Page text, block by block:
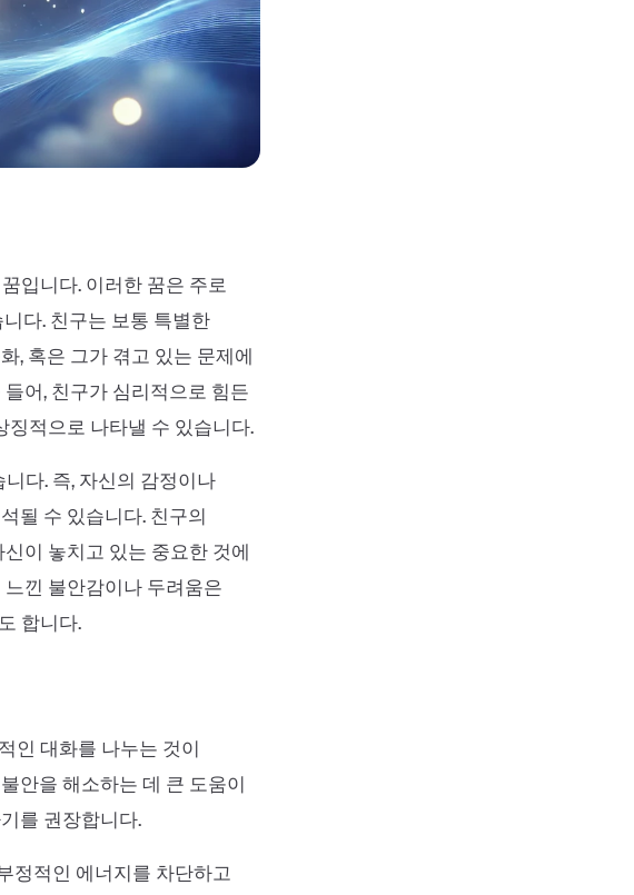
입니다. 이러한 꿈은 주로
다. 친구는 보통 특별한
, 혹은 그가 겪고 있는 문제에
어, 친구가 심리적으로 힘든
징적으로 나타낼 수 있습니다.
다. 즉, 자신의 감정이나
될 수 있습니다. 친구의
이 놓치고 있는 중요한 것에
낀 불안감이나 두려움은
합니다.
인 대화를 나누는 것이
안을 해소하는 데 큰 도움이
를 권장합니다.
정적인 에너지를 차단하고